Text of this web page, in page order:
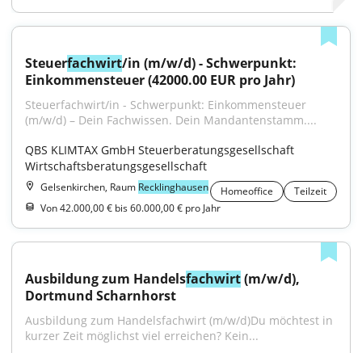
Steuerfachwirt/in (m/w/d) - Schwerpunkt:
Einkommensteuer (42000.00 EUR pro Jahr)
Steuerfachwirt/in - Schwerpunkt: Einkommensteuer
(m/w/d) – Dein Fachwissen. Dein Mandantenstamm....
QBS KLIMTAX GmbH Steuerberatungsgesellschaft
Wirtschaftsberatungsgesellschaft
Gelsenkirchen, Raum Recklinghausen Homeoffice
Teilzeit
Von 42.000,00 € bis 60.000,00 € pro Jahr
Ausbildung zum Handelsfachwirt (m/w/d),
Dortmund Scharnhorst
Ausbildung zum Handelsfachwirt (m/w/d)Du möchtest in
kurzer Zeit möglichst viel erreichen? Kein...